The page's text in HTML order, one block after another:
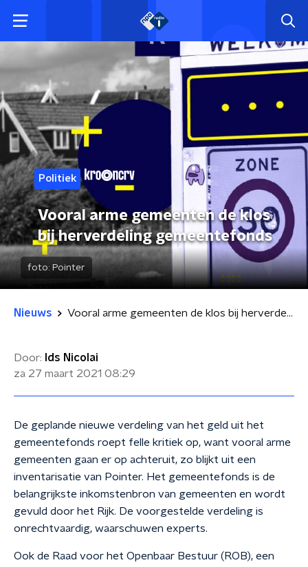
Politiek
Vooral arme gemeenten de klos
bij herverdeling gemeentefonds
foto: Pointer
Nieuws Vooral arme gemeenten de klos bij herverdeling gemeentefonds
Door:
Ids Nicolai
za 27 maart 2021 08:29
De geplande nieuwe verdeling van het geld uit het
gemeentefonds roept felle kritiek op, want vooral arme
gemeenten gaan er op achteruit, zo blijkt uit een
inventarisatie van Pointer. Het gemeentefonds is de
belangrijkste inkomstenbron van gemeenten en wordt
gevuld door het Rijk. De voorgestelde verdeling is
onrechtvaardig, waarschuwen experts.
Ook de Raad voor het Openbaar Bestuur (ROB), een